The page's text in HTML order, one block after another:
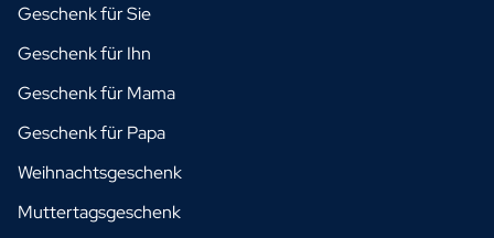
Geschenk für Sie
Geschenk für Ihn
Geschenk für Mama
Geschenk für Papa
Weihnachtsgeschenk
Muttertagsgeschenk